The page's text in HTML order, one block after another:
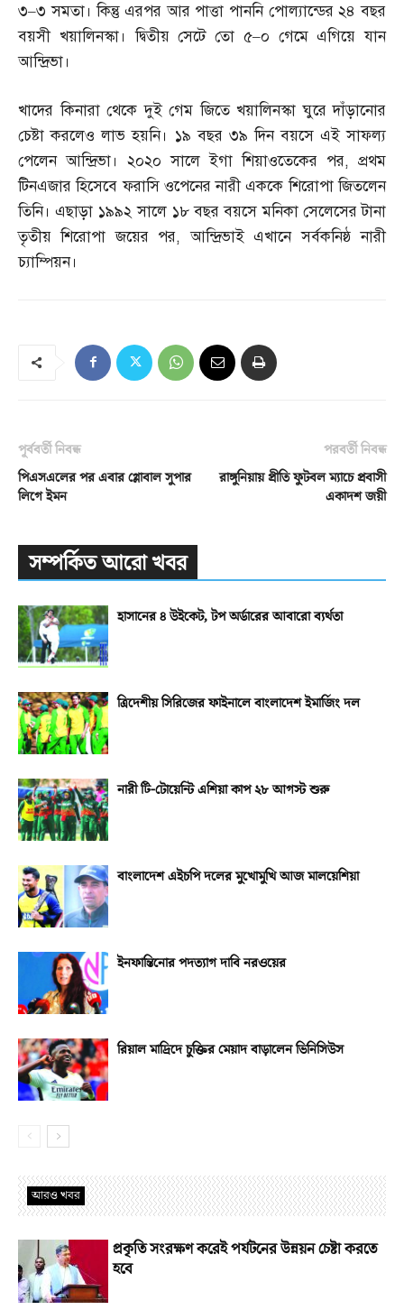
৩–৩ সমতা। কিন্তু এরপর আর পাত্তা পাননি পোল্যান্ডের ২৪ বছর
বয়সী খয়ালিনস্কা। দ্বিতীয় সেটে তো ৫–০ গেমে এগিয়ে যান
আন্দ্রিভা।
খাদের কিনারা থেকে দুই গেম জিতে খয়ালিনস্কা ঘুরে দাঁড়ানোর
চেষ্টা করলেও লাভ হয়নি। ১৯ বছর ৩৯ দিন বয়সে এই সাফল্য
পেলেন আন্দ্রিভা। ২০২০ সালে ইগা শিয়াওতেকের পর, প্রথম
টিনএজার হিসেবে ফরাসি ওপেনের নারী এককে শিরোপা জিতলেন
তিনি। এছাড়া ১৯৯২ সালে ১৮ বছর বয়সে মনিকা সেলেসের টানা
তৃতীয় শিরোপা জয়ের পর,আন্দ্রিভাই এখানে সর্বকনিষ্ঠ নারী
চ্যাম্পিয়ন।
পূর্ববর্তী নিবন্ধ
পিএসএলের পর এবার গ্লোবাল সুপার
লিগে ইমন
পরবর্তী নিবন্ধ
রাঙ্গুনিয়ায় প্রীতি ফুটবল ম্যাচে প্রবাসী
একাদশ জয়ী
সম্পর্কিত আরো খবর
হাসানের ৪ উইকেট, টপ অর্ডারের আবারো ব্যর্থতা
ত্রিদেশীয় সিরিজের ফাইনালে বাংলাদেশ ইমার্জিং দল
নারী টি-টোয়েন্টি এশিয়া কাপ ২৮ আগস্ট শুরু
বাংলাদেশ এইচপি দলের মুখোমুখি আজ মালয়েশিয়া
ইনফান্তিনোর পদত্যাগ দাবি নরওয়ের
রিয়াল মাদ্রিদে চুক্তির মেয়াদ বাড়ালেন ভিনিসিউস
আরও খবর
প্রকৃতি সংরক্ষণ করেই পর্যটনের উন্নয়ন চেষ্টা করতে
হবে